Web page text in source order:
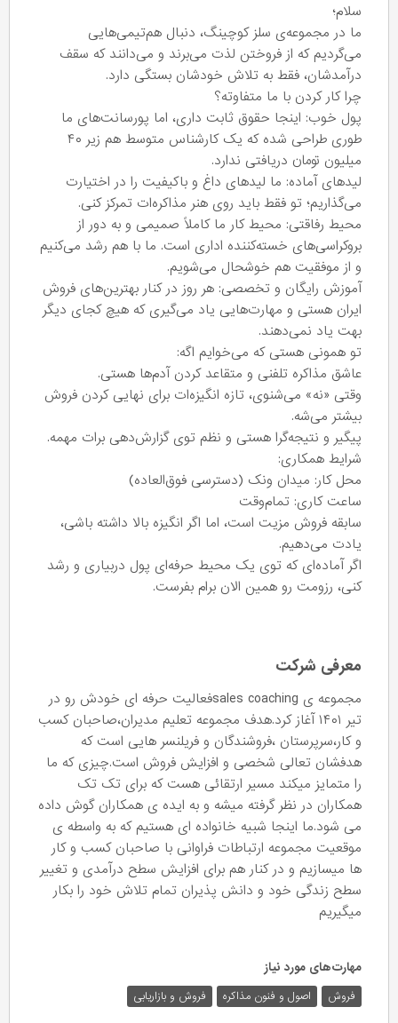
سلام؛
ما در مجموعه‌ی سلز کوچینگ، دنبال هم‌تیمی‌هایی
می‌گردیم که از فروختن لذت می‌برند و می‌دانند که سقف
درآمدشان، فقط به تلاش خودشان بستگی دارد.
​چرا کار کردن با ما متفاوته؟
​پول خوب: اینجا حقوق ثابت داری، اما پورسانت‌های ما
طوری طراحی شده که یک کارشناس متوسط هم زیر ۴۰
میلیون تومان دریافتی ندارد.
​لیدهای آماده: ما لیدهای داغ و باکیفیت را در اختیارت
می‌گذاریم؛ تو فقط باید روی هنر مذاکره‌ات تمرکز کنی.
​محیط رفاقتی: محیط کار ما کاملاً صمیمی و به دور از
بروکراسی‌های خسته‌کننده اداری است. ما با هم رشد می‌کنیم
و از موفقیت هم خوشحال می‌شویم.
​آموزش رایگان و تخصصی: هر روز در کنار بهترین‌های فروش
ایران هستی و مهارت‌هایی یاد می‌گیری که هیچ کجای دیگر
بهت یاد نمی‌دهند.
​تو همونی هستی که می‌خوایم اگه:
​عاشق مذاکره تلفنی و متقاعد کردن آدم‌ها هستی.
​وقتی «نه» می‌شنوی، تازه انگیزه‌ات برای نهایی کردن فروش
بیشتر می‌شه.
​پیگیر و نتیجه‌گرا هستی و نظم توی گزارش‌دهی برات مهمه.
​شرایط همکاری:
​محل کار: میدان ونک (دسترسی فوق‌العاده)
​ساعت کاری: تمام‌وقت
​سابقه فروش مزیت است، اما اگر انگیزه بالا داشته باشی،
یادت می‌دهیم.
​اگر آماده‌ای که توی یک محیط حرفه‌ای پول دربیاری و رشد
کنی، رزومت رو همین الان برام بفرست.
معرفی شرکت
مجموعه ی sales coachingفعالیت حرفه ای خودش رو در
تیر ۱۴۰۱ آغاز کرد.هدف مجموعه تعلیم مدیران،صاحبان کسب
و کار،سرپرستان ،فروشندگان و فریلنسر هایی است که
هدفشان تعالی شخصی و افزایش فروش است.چیزی که ما
را متمایز میکند مسیر ارتقائی هست که برای تک تک
همکاران در نظر گرفته میشه و به ایده ی همکاران گوش داده
می شود.ما اینجا شبیه خانواده ای هستیم که به واسطه ی
موقعیت مجموعه ارتباطات فراوانی با صاحبان کسب و کار
ها میسازیم و در کنار هم برای افزایش سطح درآمدی و تغییر
سطح زندگی خود و دانش پذیران تمام تلاش خود را بکار
میگیریم
مهارت‌های مورد نیاز
فروش اصول و فنون مذاکره فروش و بازاریابی